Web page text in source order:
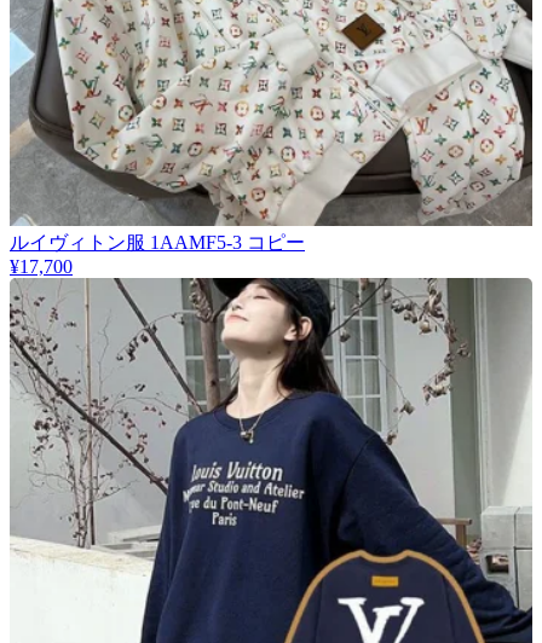
​ルイヴィトン服 1AAMF5-3 コピー
¥17,700